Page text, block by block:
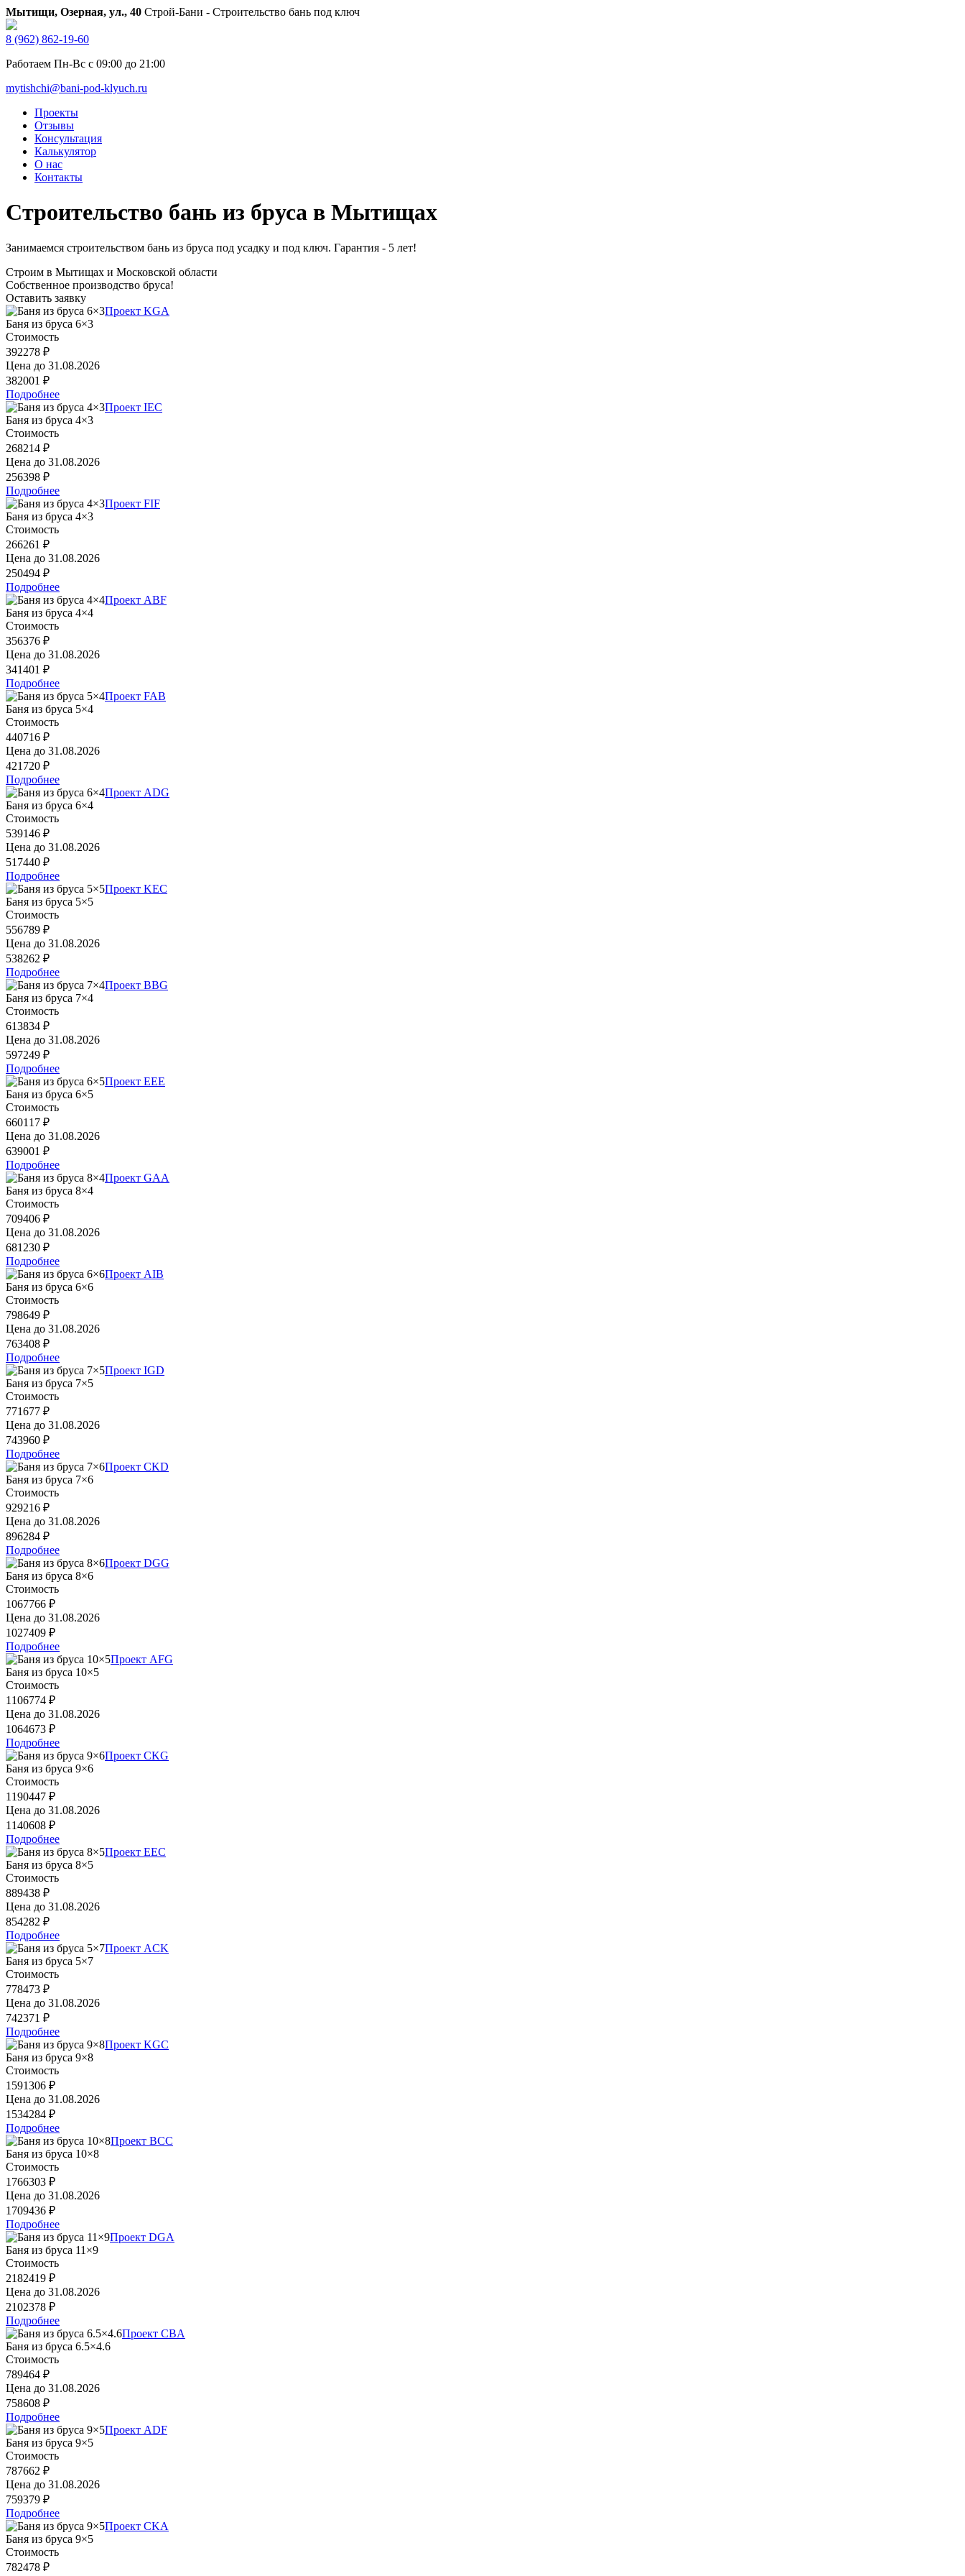
Мытищи, Озерная, ул., 40 Строй-Бани - Строительство бань под ключ
8 (962) 862-19-60
Работаем Пн-Вс с 09:00 до 21:00
mytishchi@bani-pod-klyuch.ru
Проекты
Отзывы
Консультация
Калькулятор
О нас
Контакты
Строительство бань из бруса в Мытищах
Занимаемся строительством бань из бруса под усадку и под ключ. Гарантия - 5 лет!
Строим в Мытищах и Московской области
Собственное производство бруса!
Оставить заявку
Проект KGA
Баня из бруса 6×3
Стоимость
392278 ₽
Цена до 31.08.2026
382001 ₽
Подробнее
Проект IEC
Баня из бруса 4×3
Стоимость
268214 ₽
Цена до 31.08.2026
256398 ₽
Подробнее
Проект FIF
Баня из бруса 4×3
Стоимость
266261 ₽
Цена до 31.08.2026
250494 ₽
Подробнее
Проект ABF
Баня из бруса 4×4
Стоимость
356376 ₽
Цена до 31.08.2026
341401 ₽
Подробнее
Проект FAB
Баня из бруса 5×4
Стоимость
440716 ₽
Цена до 31.08.2026
421720 ₽
Подробнее
Проект ADG
Баня из бруса 6×4
Стоимость
539146 ₽
Цена до 31.08.2026
517440 ₽
Подробнее
Проект KEC
Баня из бруса 5×5
Стоимость
556789 ₽
Цена до 31.08.2026
538262 ₽
Подробнее
Проект BBG
Баня из бруса 7×4
Стоимость
613834 ₽
Цена до 31.08.2026
597249 ₽
Подробнее
Проект EEE
Баня из бруса 6×5
Стоимость
660117 ₽
Цена до 31.08.2026
639001 ₽
Подробнее
Проект GAA
Баня из бруса 8×4
Стоимость
709406 ₽
Цена до 31.08.2026
681230 ₽
Подробнее
Проект AIB
Баня из бруса 6×6
Стоимость
798649 ₽
Цена до 31.08.2026
763408 ₽
Подробнее
Проект IGD
Баня из бруса 7×5
Стоимость
771677 ₽
Цена до 31.08.2026
743960 ₽
Подробнее
Проект CKD
Баня из бруса 7×6
Стоимость
929216 ₽
Цена до 31.08.2026
896284 ₽
Подробнее
Проект DGG
Баня из бруса 8×6
Стоимость
1067766 ₽
Цена до 31.08.2026
1027409 ₽
Подробнее
Проект AFG
Баня из бруса 10×5
Стоимость
1106774 ₽
Цена до 31.08.2026
1064673 ₽
Подробнее
Проект CKG
Баня из бруса 9×6
Стоимость
1190447 ₽
Цена до 31.08.2026
1140608 ₽
Подробнее
Проект EEC
Баня из бруса 8×5
Стоимость
889438 ₽
Цена до 31.08.2026
854282 ₽
Подробнее
Проект ACK
Баня из бруса 5×7
Стоимость
778473 ₽
Цена до 31.08.2026
742371 ₽
Подробнее
Проект KGC
Баня из бруса 9×8
Стоимость
1591306 ₽
Цена до 31.08.2026
1534284 ₽
Подробнее
Проект BCC
Баня из бруса 10×8
Стоимость
1766303 ₽
Цена до 31.08.2026
1709436 ₽
Подробнее
Проект DGA
Баня из бруса 11×9
Стоимость
2182419 ₽
Цена до 31.08.2026
2102378 ₽
Подробнее
Проект CBA
Баня из бруса 6.5×4.6
Стоимость
789464 ₽
Цена до 31.08.2026
758608 ₽
Подробнее
Проект ADF
Баня из бруса 9×5
Стоимость
787662 ₽
Цена до 31.08.2026
759379 ₽
Подробнее
Проект CKA
Баня из бруса 9×5
Стоимость
782478 ₽